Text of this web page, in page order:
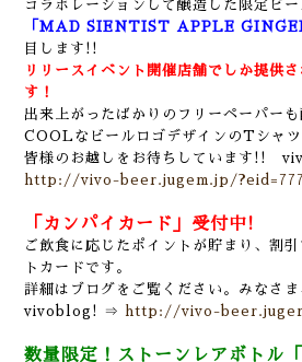
コラボレーションして 醸造した限定ビー
「MAD SIENTIST APPLE
目します!!
リリースイベント開催店舗でしか提供
す！
出来上がったばかりのフリーペーパーも
COOLなビールロゴデザインのTシャツ
皆様のお越しをお待ちしています!!
http://vivo-beer.jugem.jp/?eid=777
「カンパイカード」受付中!
ご飲食に応じたポイントが貯まり、割
トカードです。
詳細はブログをご覧ください。みなさ
vivoblog! ⇒
http://vivo-
数量限定！ストーンレアボトル